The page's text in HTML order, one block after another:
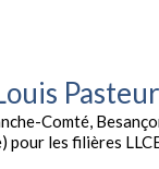
Comté,
les filières